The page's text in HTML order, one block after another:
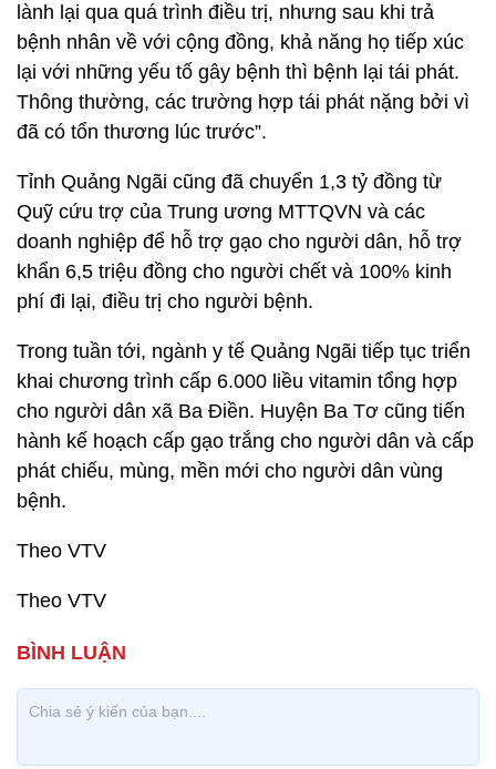
lành lại qua quá trình điều trị, nhưng sau khi trả
bệnh nhân về với cộng đồng, khả năng họ tiếp xúc
lại với những yếu tố gây bệnh thì bệnh lại tái phát.
Thông thường, các trường hợp tái phát nặng bởi vì
đã có tổn thương lúc trước”.
Tỉnh Quảng Ngãi cũng đã chuyển 1,3 tỷ đồng từ
Quỹ cứu trợ của Trung ương MTTQVN và các
doanh nghiệp để hỗ trợ gạo cho người dân, hỗ trợ
khẩn 6,5 triệu đồng cho người chết và 100% kinh
phí đi lại, điều trị cho người bệnh.
Trong tuần tới, ngành y tế Quảng Ngãi tiếp tục triển
khai chương trình cấp 6.000 liều vitamin tổng hợp
cho người dân xã Ba Điền. Huyện Ba Tơ cũng tiến
hành kế hoạch cấp gạo trắng cho người dân và cấp
phát chiếu, mùng, mền mới cho người dân vùng
bệnh.
Theo VTV
Theo VTV